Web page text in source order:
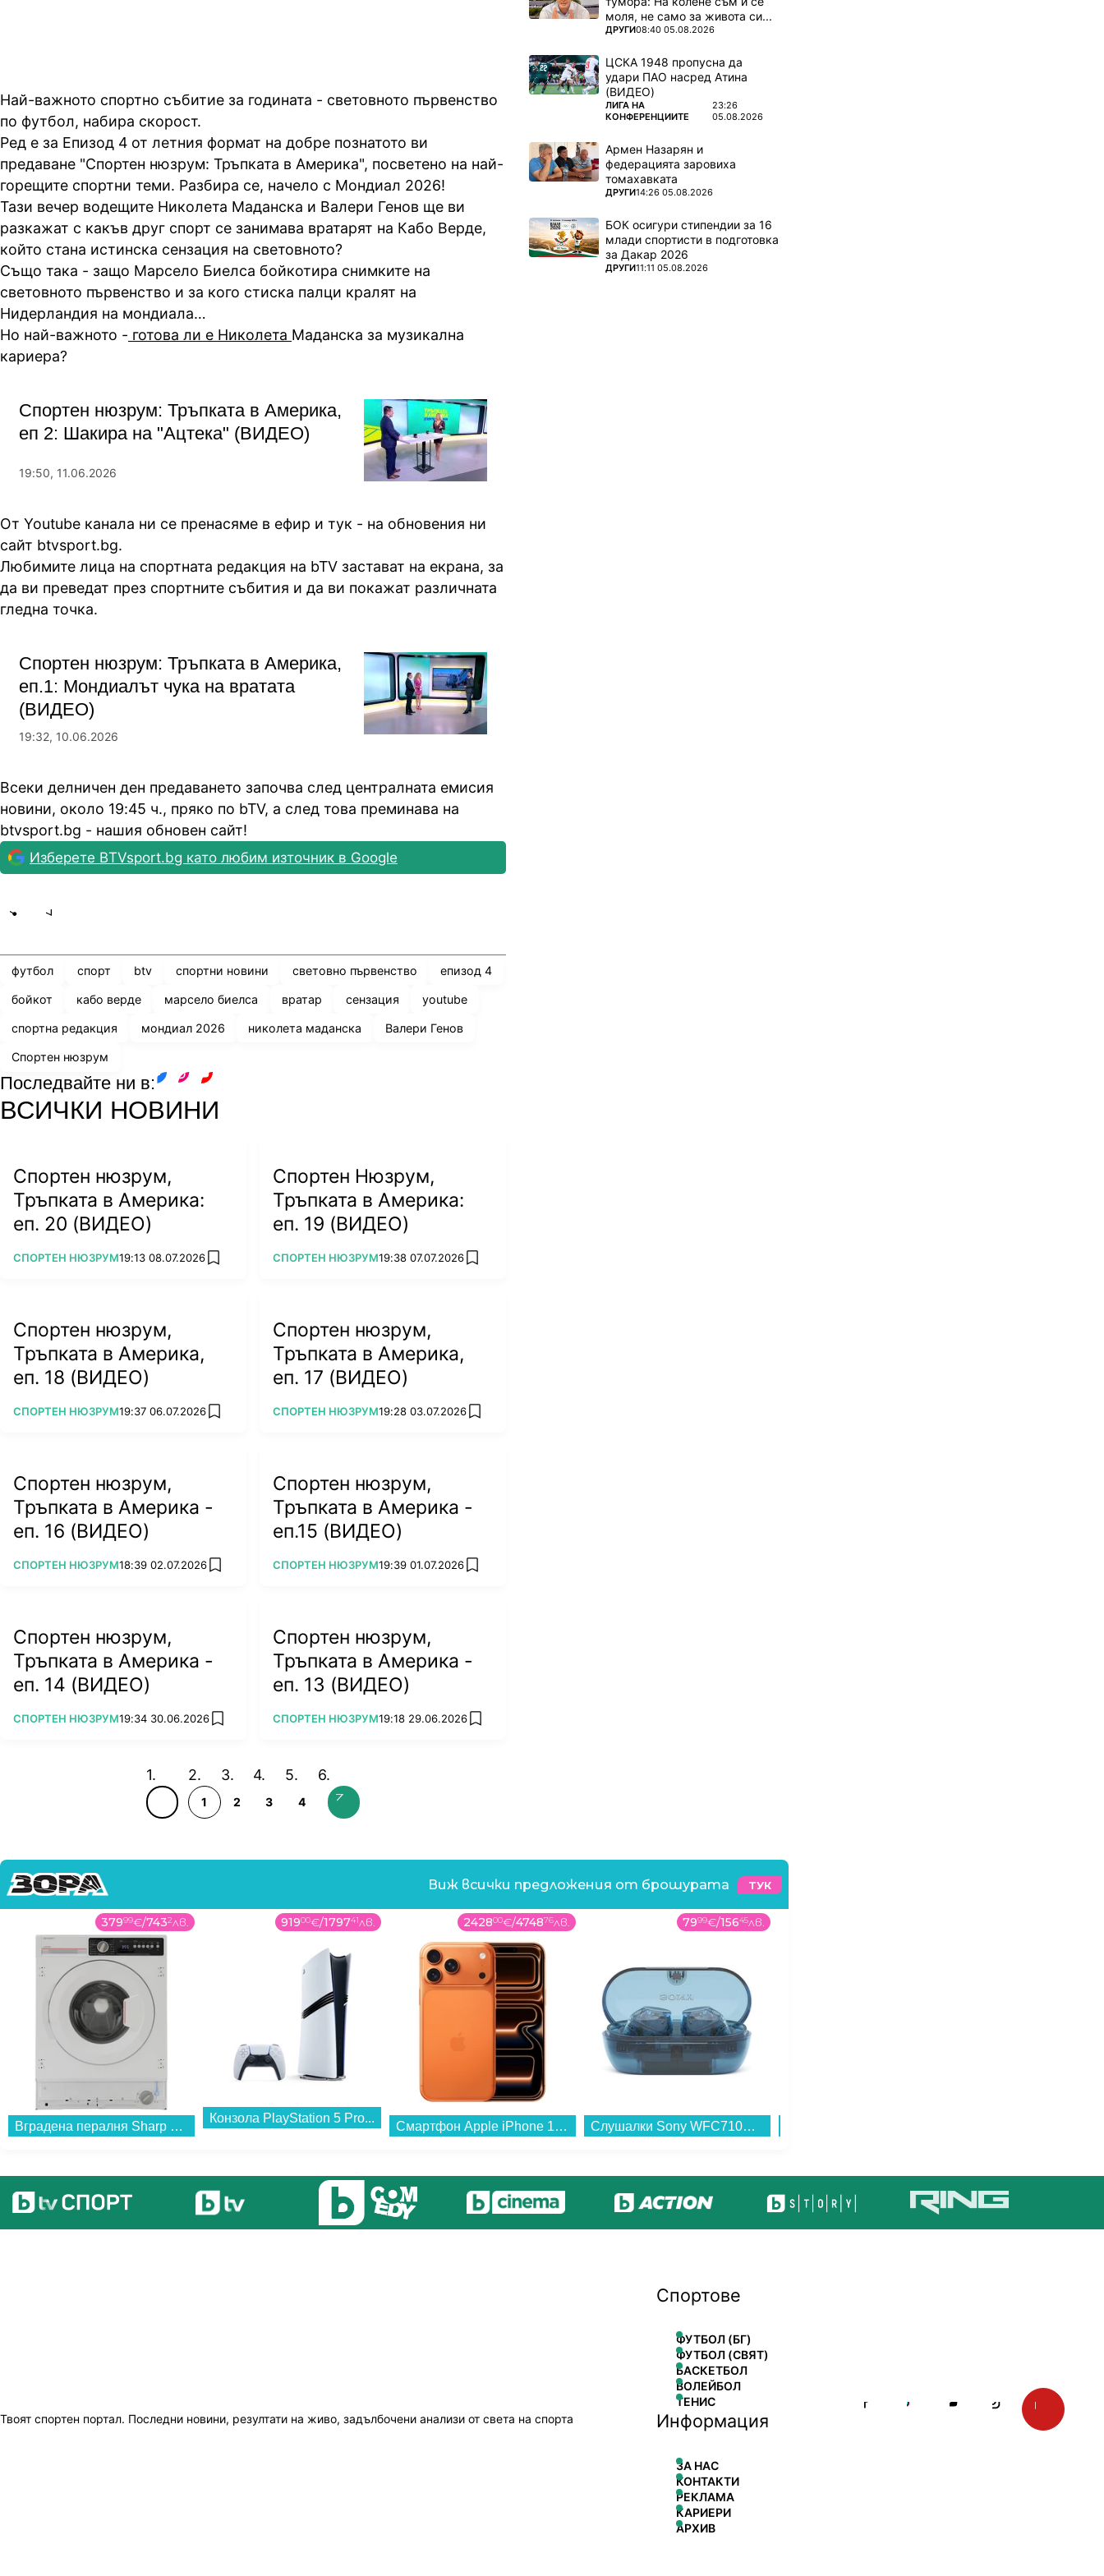
Най-важното спортно събитие за годината - световното първенство
по футбол, набира скорост.
Ред е за Епизод 4 от летния формат на добре познатото ви
предаване "Спортен нюзрум: Тръпката в Америка", посветено на най-
горещите спортни теми. Разбира се, начело с Мондиал 2026!
Тази вечер водещите Николета Маданска и Валери Генов ще ви
разкажат с какъв друг спорт се занимава вратарят на Кабо Верде,
който стана истинска сензация на световното?
Също така - защо Марсело Биелса бойкотира снимките на
световното първенство и за кого стиска палци кралят на
Нидерландия на мондиала…
Но най-важното - готова ли е Николета Маданска за музикална
кариера?
Спортен нюзрум: Тръпката в Америка,
еп 2: Шакира на "Ацтека" (ВИДЕО)
19:50, 11.06.2026
От Youtube канала ни се пренасяме в ефир и тук - на обновения ни
сайт btvsport.bg.
Любимите лица на спортната редакция на bTV застават на екрана, за
да ви преведат през спортните събития и да ви покажат различната
гледна точка.
Спортен нюзрум: Тръпката в Америка,
еп.1: Мондиалът чука на вратата
(ВИДЕО)
19:32, 10.06.2026
Всеки делничен ден предаването започва след централната емисия
новини, около 19:45 ч., пряко по bTV, а след това преминава на
btvsport.bg - нашия обновен сайт!
Изберете BTVsport.bg като любим източник в Google
футбол спорт btv спортни новини световно първенство епизод 4
бойкот кабо верде марсело биелса вратар сензация youtube
спортна редакция мондиал 2026 николета маданска Валери Генов
Спортен нюзрум
Последвайте ни в:
ВСИЧКИ НОВИНИ
Спортен нюзрум,
Тръпката в Америка:
еп. 20 (ВИДЕО)
ПОВЕЧЕ ОТ
СПОРТЕН НЮЗРУМ19:13 08.07.2026 add favorites
Спортен Нюзрум,
Тръпката в Америка:
еп. 19 (ВИДЕО)
ПОВЕЧЕ ОТ
СПОРТЕН НЮЗРУМ19:38 07.07.2026 add favorites
Спортен нюзрум,
Тръпката в Америка,
еп. 18 (ВИДЕО)
ПОВЕЧЕ ОТ
СПОРТЕН НЮЗРУМ19:37 06.07.2026 add favorites
Спортен нюзрум,
Тръпката в Америка,
еп. 17 (ВИДЕО)
ПОВЕЧЕ ОТ
СПОРТЕН НЮЗРУМ19:28 03.07.2026 add favorites
Спортен нюзрум,
Тръпката в Америка -
еп. 16 (ВИДЕО)
ПОВЕЧЕ ОТ
СПОРТЕН НЮЗРУМ18:39 02.07.2026 add favorites
Спортен нюзрум,
Тръпката в Америка -
еп.15 (ВИДЕО)
ПОВЕЧЕ ОТ
СПОРТЕН НЮЗРУМ19:39 01.07.2026 add favorites
Спортен нюзрум,
Тръпката в Америка -
еп. 14 (ВИДЕО)
ПОВЕЧЕ ОТ
СПОРТЕН НЮЗРУМ19:34 30.06.2026 add favorites
Спортен нюзрум,
Тръпката в Америка -
еп. 13 (ВИДЕО)
ПОВЕЧЕ ОТ
СПОРТЕН НЮЗРУМ19:18 29.06.2026 add favorites
1 2 3 4
моля, не само за живота си...
ПОВЕЧЕ ОТ
ДРУГИ08:40 05.08.2026
ЦСКА 1948 пропусна да
удари ПАО насред Атина
(ВИДЕО)
ПОВЕЧЕ ОТ
ЛИГА НА
КОНФЕРЕНЦИИТЕ
23:26
05.08.2026
Армен Назарян и
федерацията заровиха
томахавката
ПОВЕЧЕ ОТ
ДРУГИ14:26 05.08.2026
БОК осигури стипендии за 16
млади спортисти в подготовка
за Дакар 2026
ПОВЕЧЕ ОТ
ДРУГИ11:11 05.08.2026
Виж всички предложения от брошурата ТУК
37999€/7432лв.
Вградена пералня Sharp ES-NIB714BWNA-EE , 1400 об./мин., 7.00 kg, A , Бял...
91900€/179741лв.
Конзола PlayStation 5 Pro...
242800€/474876лв.
Смартфон Apple iPhone 17 Pro Max 2TB Cosmic Orange mg004 , 12 GB, 2000 GB...
7999€/15645лв.
Слушалки Sony WFC710NL , Bluetooth , IN-EAR (ТАПИ)...
Твоят спортен портал. Последни новини, резултати на живо, задълбочени анализи от света на спорта
Спортове
ФУТБОЛ (БГ)
ФУТБОЛ (СВЯТ)
БАСКЕТБОЛ
ВОЛЕЙБОЛ
ТЕНИС
Информация
ЗА НАС
КОНТАКТИ
РЕКЛАМА
КАРИЕРИ
АРХИВ